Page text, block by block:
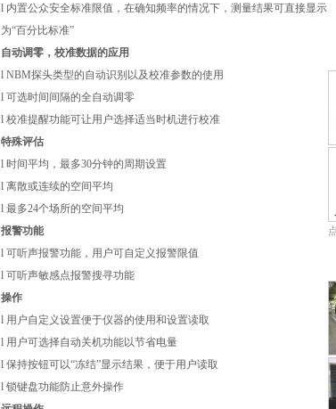
l 内置公众安全标准限值，在确知频率的情况下，测量结果可直接显示
为“百分比标准”
自动调零，校准数据的应用
l NBM探头类型的自动识别以及校准参数的使用
l 可选时间间隔的全自动调零
l 校准提醒功能可让用户选择适当时机进行校准
特殊评估
l 时间平均，最多30分钟的周期设置
l 离散或连续的空间平均
l 最多24个场所的空间平均
报警功能
l 可听声报警功能，用户可自定义报警限值
l 可听声敏感点报警搜寻功能
操作
l 用户自定义设置便于仪器的使用和设置读取
l 用户可选择自动关机功能以节省电量
l 保持按钮可以“冻结”显示结果，便于用户读取
l 锁键盘功能防止意外操作